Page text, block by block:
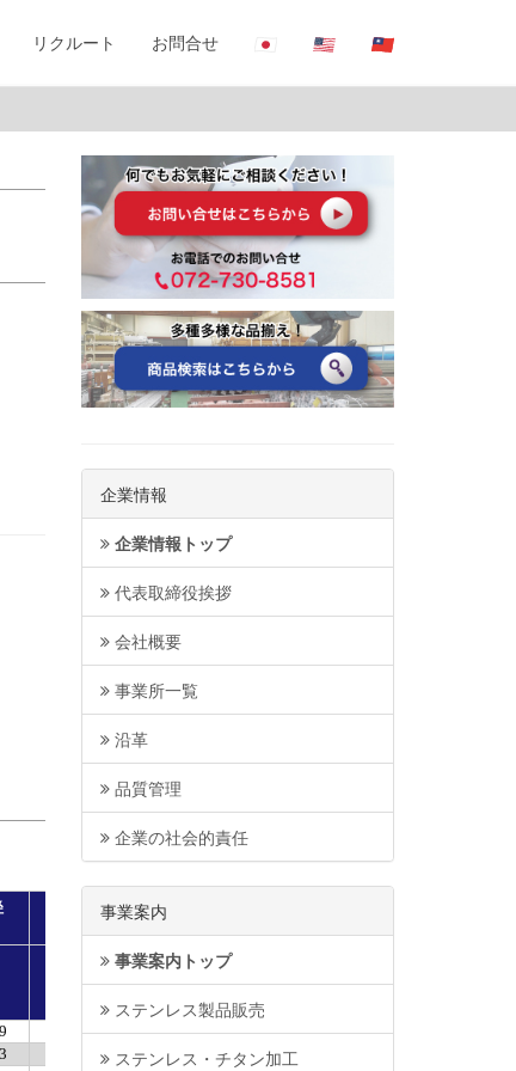
リクルート お問合せ
企業情報
企業情報トップ
代表取締役挨拶
会社概要
事業所一覧
沿革
品質管理
企業の社会的責任
事業案内
事業案内トップ
ステンレス製品販売
ステンレス・チタン加工